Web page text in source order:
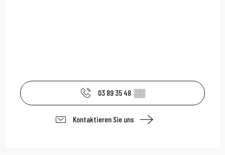
03 89 35 48 ▒▒
Kontaktieren Sie uns